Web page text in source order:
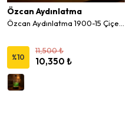
Özcan Aydınlatma
%10
11,500 ₺
10,350 ₺